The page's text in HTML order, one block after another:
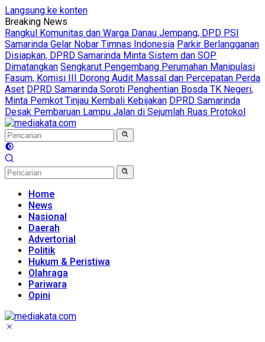
Langsung ke konten
Breaking News
Rangkul Komunitas dan Warga Danau Jempang, DPD PSI
Samarinda Gelar Nobar Timnas Indonesia Parkir Berlangganan
Disiapkan, DPRD Samarinda Minta Sistem dan SOP
Dimatangkan Sengkarut Pengembang Perumahan Manipulasi
Fasum, Komisi III Dorong Audit Massal dan Percepatan Perda
Aset DPRD Samarinda Soroti Penghentian Bosda TK Negeri,
Minta Pemkot Tinjau Kembali Kebijakan DPRD Samarinda
Desak Pembaruan Lampu Jalan di Sejumlah Ruas Protokol
Home
News
Nasional
Daerah
Advertorial
Politik
Hukum & Peristiwa
Olahraga
Pariwara
Opini